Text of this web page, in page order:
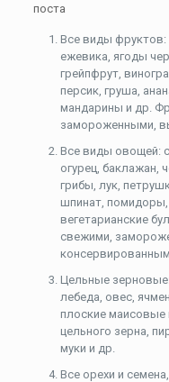
поста
Все виды фруктов:
ежевика, ягоды
грейпфрут,
персик, груша,
мандарины и др.
замороженными,
Все виды овощей:
огурец, баклажан,
грибы, лук,
шпинат, помидоры,
вегетарианские
свежими,
Цельные
лебеда, овес,
плоские маисовые
цельного зерна,
муки и др.
Все орехи и